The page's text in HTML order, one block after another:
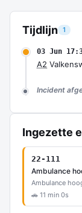
Tijdlijn 1
03 Jun
A2
Incident
Ingezette
22-111
Ambulance
Ambulance
🚗 11 min 0s